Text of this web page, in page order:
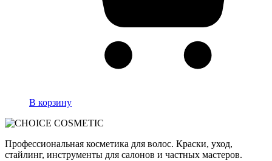
В корзину
Профессиональная косметика для волос. Краски, уход,
стайлинг, инструменты для салонов и частных мастеров.